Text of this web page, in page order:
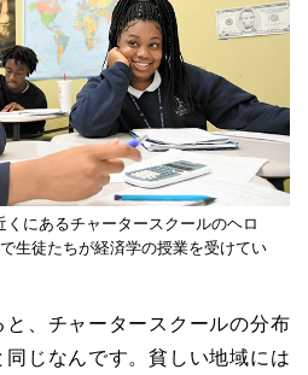
にあるチャータースクールのヘロ
生徒たちが経済学の授業を受けてい
、チャータースクールの分布
じなんです。貧しい地域には